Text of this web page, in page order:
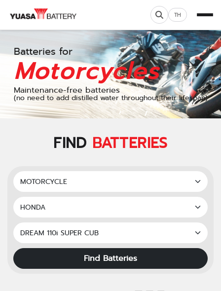
TH
Batteries for
Motorcycles
Maintenance-free batteries
(no need to add distilled water throughout their lifespan)
FIND BATTERIES
Find Batteries